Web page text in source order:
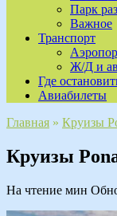
Парк
Важное
Транспорт
Ж/Д и
Где
Авиабилеты
Главная » Круизы
Круизы
На чтение мин